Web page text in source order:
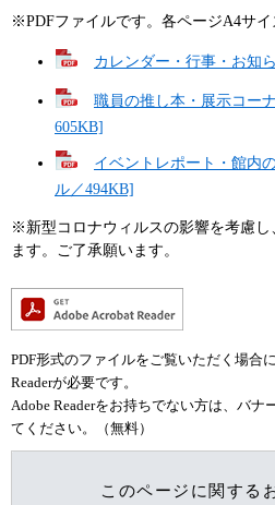
※PDFファイルです。各ページA4サイ
カレンダー・行事・お知
職員の推し本・展示コー
605KB]
イベントレポート・館内
ル／494KB]
※新型コロナウィルスの影響を考慮し
ます。ご了承願います。
PDF形式のファイルをご覧いただく場合
Readerが必要です。
Adobe Readerをお持ちでない方は、バナ
てください。（無料）
このページに関する